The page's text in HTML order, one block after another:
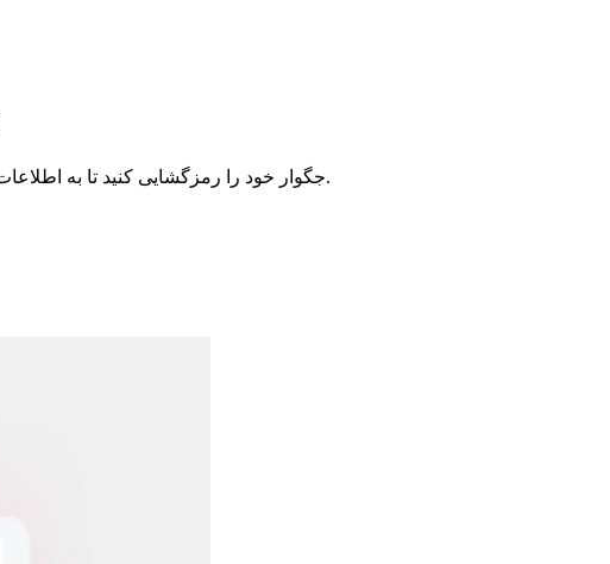
با استفاده از ابزار Spyne، شماره شناسایی خودرو (VIN) جگوار خود را رمزگشایی کنید تا به اطلاعات دقیق خودرو مانند نوع موتور، سال مدل و محل تولید دسترسی پیدا کنید.